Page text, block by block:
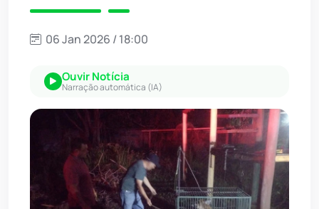
06 Jan 2026 / 18:00
Ouvir Notícia
Narração automática (IA)